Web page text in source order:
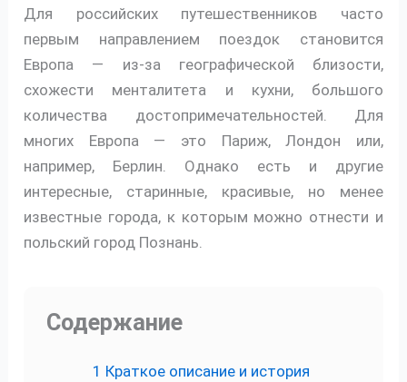
Для российских путешественников часто
первым направлением поездок становится
Европа — из-за географической близости,
схожести менталитета и кухни, большого
количества достопримечательностей. Для
многих Европа — это Париж, Лондон или,
например, Берлин. Однако есть и другие
интересные, старинные, красивые, но менее
известные города, к которым можно отнести и
польский город Познань.
Содержание
1 Краткое описание и история